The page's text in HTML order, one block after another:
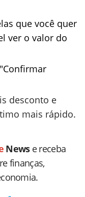
que você quer
ver o valor do
desconto e
mais rápido.
News e receba
finanças,